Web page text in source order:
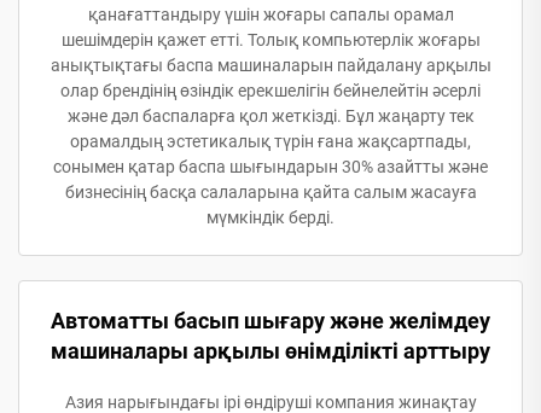
қанағаттандыру үшін жоғары сапалы орамал
шешімдерін қажет етті. Толық компьютерлік жоғары
анықтықтағы баспа машиналарын пайдалану арқылы
олар брендінің өзіндік ерекшелігін бейнелейтін әсерлі
және дәл баспаларға қол жеткізді. Бұл жаңарту тек
орамалдың эстетикалық түрін ғана жақсартпады,
сонымен қатар баспа шығындарын 30% азайтты және
бизнесінің басқа салаларына қайта салым жасауға
мүмкіндік берді.
Автоматты басып шығару және желімдеу
машиналары арқылы өнімділікті арттыру
Азия нарығындағы ірі өндіруші компания жинақтау